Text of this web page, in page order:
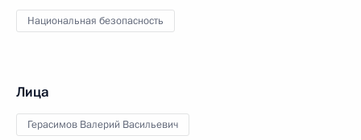
Национальная безопасность
Лица
Герасимов Валерий Васильевич